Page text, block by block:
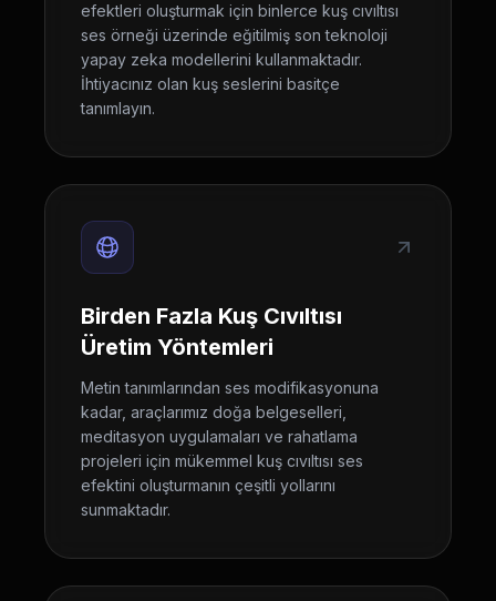
efektleri oluşturmak için binlerce kuş cıvıltısı
ses örneği üzerinde eğitilmiş son teknoloji
yapay zeka modellerini kullanmaktadır.
İhtiyacınız olan kuş seslerini basitçe
tanımlayın.
Birden Fazla Kuş Cıvıltısı
Üretim Yöntemleri
Metin tanımlarından ses modifikasyonuna
kadar, araçlarımız doğa belgeselleri,
meditasyon uygulamaları ve rahatlama
projeleri için mükemmel kuş cıvıltısı ses
efektini oluşturmanın çeşitli yollarını
sunmaktadır.